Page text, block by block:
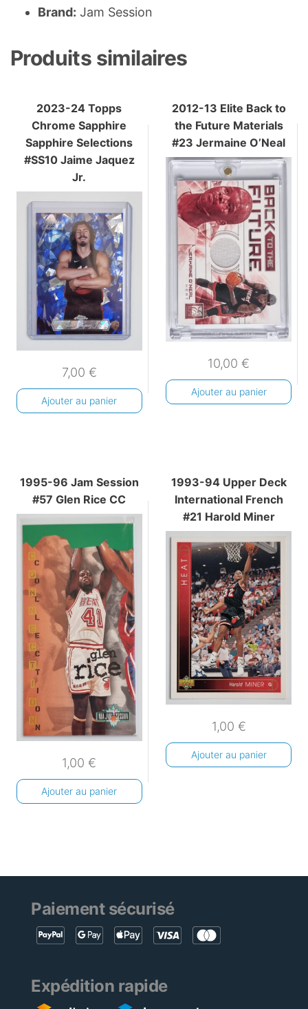
Brand: Jam Session
Produits similaires
2023-24 Topps
Chrome Sapphire
Sapphire Selections
#SS10 Jaime Jaquez
Jr.
7,00 €
Ajouter au panier
2012-13 Elite Back to
the Future Materials
#23 Jermaine O’Neal
10,00€
Ajouter au panier
1995-96 Jam Session
#57 Glen Rice CC
1,00€
Ajouter au panier
1993-94 Upper Deck
International French
#21 Harold Miner
1,00 €
Ajouter au panier
Paiement sécurisé
Expédition rapide